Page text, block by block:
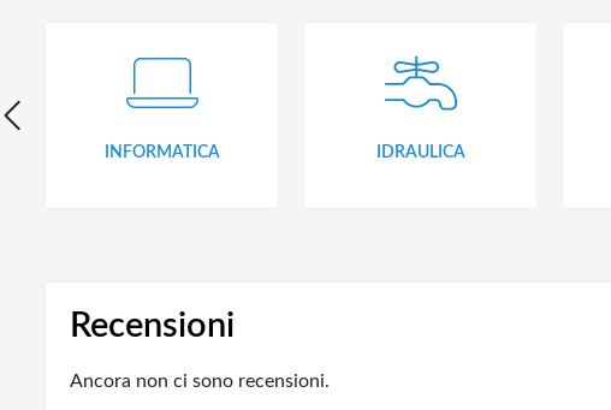
INFORMATICA IDRAULICA
Recensioni
Ancora non ci sono recensioni.